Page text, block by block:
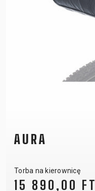
AURA
Torba na kierownicę
15 890,00 FT